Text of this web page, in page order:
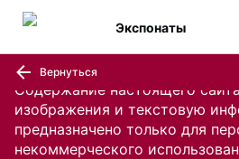
Содержание настоящего
изображения и текстовую
предназначено только для
некоммерческого
Экспонаты
Вернуться